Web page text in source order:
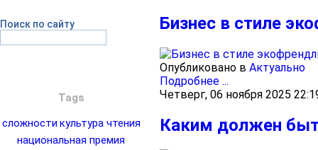
Поиск по сайту
Tags
сложности культура чтения
национальная премия
Бизнес в стиле
Опубликовано в Актуально
Подробнее ...
Четверг, 06 ноября 2025
Каким должен